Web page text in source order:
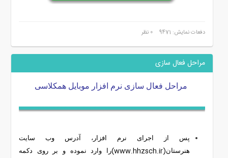
دفعات نمایش: 9471 0 نظر
مراحل فعال سازی
مراحل فعال سازی نرم افزار موبایل همکلاسی
پس از اجرای نرم افزار، آدرس وب سایت
هنرستان(www.
hhzsch.ir)
را وارد نموده و بر روی دکمه